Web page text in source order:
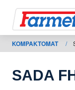
Назад
на
KOMPAKTOMAT /
SADA